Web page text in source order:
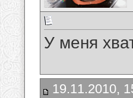
У меня
19.11.2010,